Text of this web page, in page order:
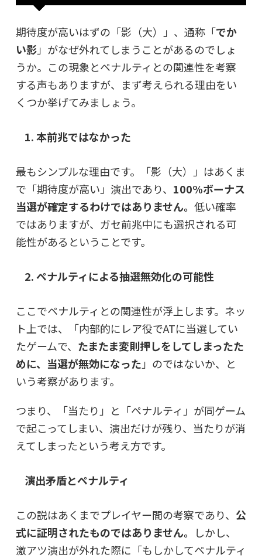
期待度が高いはずの「影（大）」、通称「でか
い影」がなぜ外れてしまうことがあるのでしょ
うか。この現象とペナルティとの関連性を考察
する声もありますが、まず考えられる理由をい
くつか挙げてみましょう。
1. 本前兆ではなかった
最もシンプルな理由です。「影（大）」はあくま
で「期待度が高い」演出であり、 100%ボーナス
当選が確定するわけではありません。 低い確率
ではありますが、ガセ前兆中にも選択される可
能性があるということです。
2. ペナルティによる抽選無効化の可能性
ここでペナルティとの関連性が浮上します。ネッ
ト上では、「内部的にレア役でATに当選してい
たゲームで、 たまたま変則押しをしてしまったた
めに、当選が無効になった 」のではないか、と
いう考察があります。
つまり、「当たり」と「ペナルティ」が同ゲーム
で起こってしまい、演出だけが残り、当たりが消
えてしまったという考え方です。
演出矛盾とペナルティ
この説はあくまでプレイヤー間の考察であり、 公
式に証明されたものではありません。 しかし、
激アツ演出が外れた際に「もしかしてペナルティ